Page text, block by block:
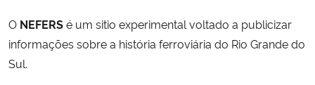
O NEFERSé um sitio experimental voltado a publicizar
informações sobre a história ferroviária do Rio Grande do
Sul.